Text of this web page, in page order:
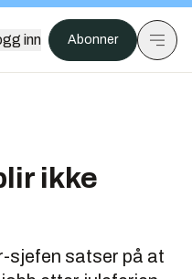
inn Abonner
ikke
sjefen satser på at